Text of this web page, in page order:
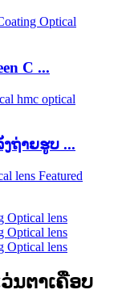
C ...
ຖ່າຍຮູບ ...
ວ່ນຕາເຄືອບ